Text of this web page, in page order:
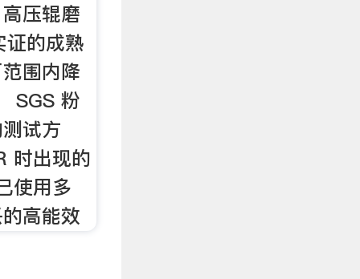
压辊磨
的成熟
围内降
SGS 粉
试方
时出现的
使用多
高能效